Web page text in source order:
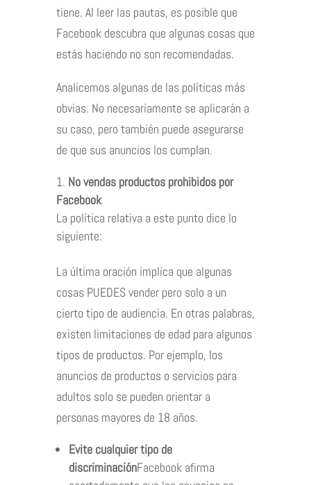
tiene. Al leer las pautas, es posible que
Facebook descubra que algunas cosas que
estás haciendo no son recomendadas.
Analicemos algunas de las políticas más
obvias. No necesariamente se aplicarán a
su caso, pero también puede asegurarse
de que sus anuncios los cumplan.
No vendas productos prohibidos por
Facebook
La política relativa a este punto dice lo
siguiente:
La última oración implica que algunas
cosas PUEDES vender pero solo a un
cierto tipo de audiencia. En otras palabras,
existen limitaciones de edad para algunos
tipos de productos. Por ejemplo, los
anuncios de productos o servicios para
adultos solo se pueden orientar a
personas mayores de 18 años.
Evite cualquier tipo de
discriminaciónFacebook afirma